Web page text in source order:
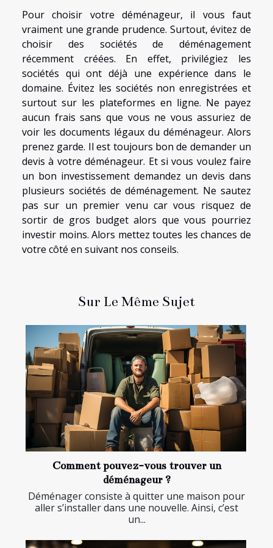
Pour choisir votre déménageur, il vous faut
vraiment une grande prudence. Surtout, évitez de
choisir des sociétés de déménagement
récemment créées. En effet, privilégiez les
sociétés qui ont déjà une expérience dans le
domaine. Évitez les sociétés non enregistrées et
surtout sur les plateformes en ligne. Ne payez
aucun frais sans que vous ne vous assuriez de
voir les documents légaux du déménageur. Alors
prenez garde. Il est toujours bon de demander un
devis à votre déménageur. Et si vous voulez faire
un bon investissement demandez un devis dans
plusieurs sociétés de déménagement. Ne sautez
pas sur un premier venu car vous risquez de
sortir de gros budget alors que vous pourriez
investir moins. Alors mettez toutes les chances de
votre côté en suivant nos conseils.
Sur Le Même Sujet
Comment pouvez-vous trouver un
déménageur ?
Déménager consiste à quitter une maison pour
aller s’installer dans une nouvelle. Ainsi, c’est
un...